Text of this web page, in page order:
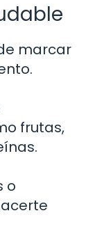
marcar
frutas,
o